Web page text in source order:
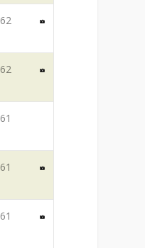
62
62
61
61
61